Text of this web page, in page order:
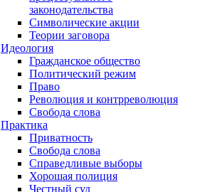
законодательства
Символические акции
Теории заговора
Идеология
Гражданское общество
Политический режим
Право
Революция и контрреволюция
Свобода слова
Практика
Приватность
Свобода слова
Справедливые выборы
Хорошая полиция
Честный суд